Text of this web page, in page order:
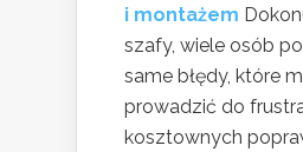
i montażem
szafy, wiele osób
same błędy, które
prowadzić do
kosztownych